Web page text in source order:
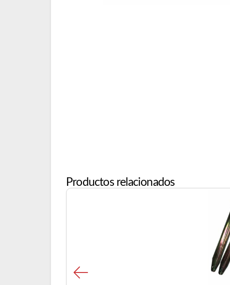
Productos relacionados